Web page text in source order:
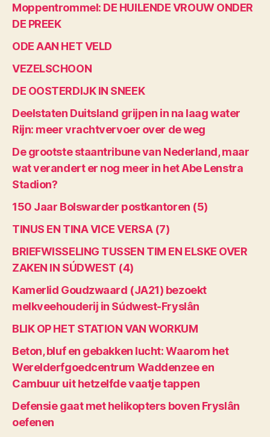
Moppentrommel: DE HUILENDE VROUW ONDER
DE PREEK
ODE AAN HET VELD
VEZELSCHOON
DE OOSTERDIJK IN SNEEK
Deelstaten Duitsland grijpen in na laag water
Rijn: meer vrachtvervoer over de weg
De grootste staantribune van Nederland, maar
wat verandert er nog meer in het Abe Lenstra
Stadion?
150 Jaar Bolswarder postkantoren (5)
TINUS EN TINA VICE VERSA (7)
BRIEFWISSELING TUSSEN TIM EN ELSKE OVER
ZAKEN IN SÚDWEST (4)
Kamerlid Goudzwaard (JA21) bezoekt
melkveehouderij in Súdwest-Fryslân
BLIK OP HET STATION VAN WORKUM
Beton, bluf en gebakken lucht: Waarom het
Werelderfgoedcentrum Waddenzee en
Cambuur uit hetzelfde vaatje tappen
Defensie gaat met helikopters boven Fryslân
oefenen